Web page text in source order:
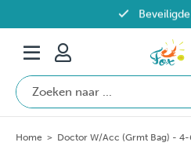
Gratis verzending
Home > Doctor W/Acc (Grmt Bag) - 4-